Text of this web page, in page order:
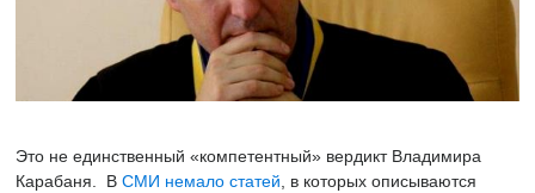
Это не единственный «компетентный» вердикт Владимира
Карабаня. В СМИ немало статей , в которых описываются